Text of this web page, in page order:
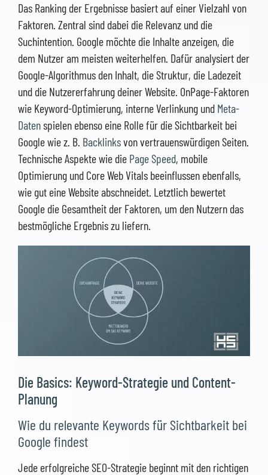
Das Ranking der Ergebnisse basiert auf einer Vielzahl von
Faktoren. Zentral sind dabei die Relevanz und die
Suchintention. Google möchte die Inhalte anzeigen, die
dem Nutzer am meisten weiterhelfen. Dafür analysiert der
Google-Algorithmus den Inhalt, die Struktur, die Ladezeit
und die Nutzererfahrung deiner Website. OnPage-Faktoren
wie Keyword-Optimierung, interne Verlinkung und Meta-
Datenspielen ebenso eine Rolle für die Sichtbarkeit bei
Google wie z. B. Backlinksvon vertrauenswürdigen Seiten.
Technische Aspekte wie die Page Speed, mobile
Optimierung und Core Web Vitals beeinflussen ebenfalls,
wie gut eine Website abschneidet. Letztlich bewertet
Google die Gesamtheit der Faktoren, um den Nutzern das
bestmögliche Ergebnis zu liefern.
Die Basics: Keyword-Strategie und Content-
Planung
Wie du relevante Keywords für Sichtbarkeit bei
Google findest
Jede erfolgreiche SEO-Strategie beginnt mit den richtigen